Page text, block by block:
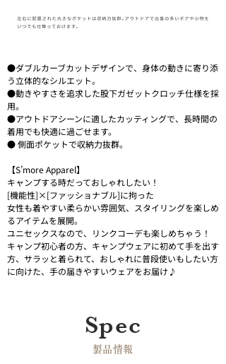
●ダブルカーブカットデザインで、身体の動きに寄り添
う立体的なシルエット。
●動きやすさを追求した股下ガゼットクロッチ仕様を採
用。
●アウトドアシーンに適したカッティングで、長時間の
着用でも快適に過ごせます。
● 側面ポケットで収納力抜群。
【S’more Apparel】
キャンプする時だっておしゃれしたい！
[機能性]×[ファッショナブル]に拘った
女性も着やすい柔らかい雰囲気、スタイリングを楽しめ
るアイテムを展開。
ユニセックスなので、リンクコーデも楽しめちゃう！
キャンプ初心者の方、キャンプウェアに初めて手を出す
方、サラッと着られて、おしゃれに普段使いもしたい方
に向けた、手の届きやすいウェアをお届け♪
Spec
​製品情報